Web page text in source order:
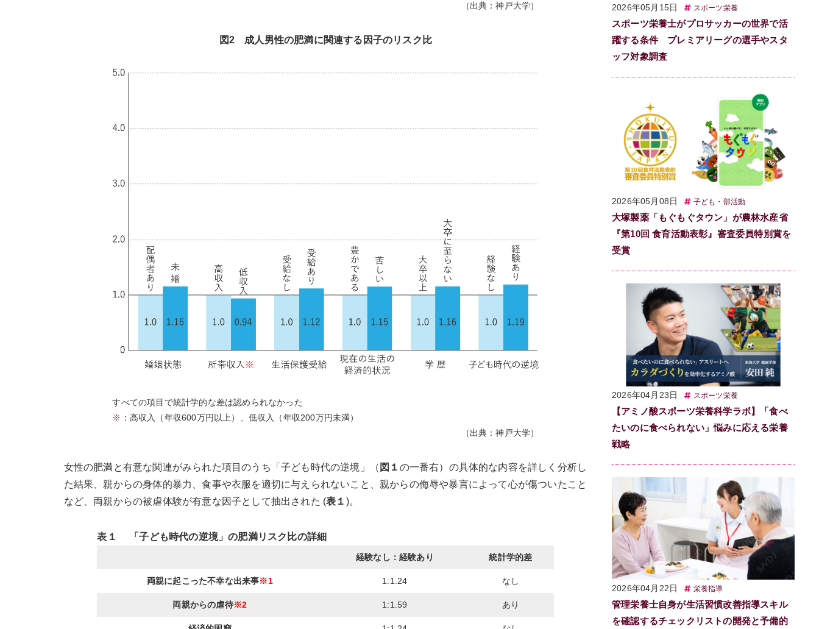
（出典：神戸大学）
図2 成人男性の肥満に関連する因子のリスク比
すべての項目で統計学的な差は認められなかった
※ ：高収入（年収600万円以上）、低収入（年収200万円未満）
（出典：神戸大学）
女性の肥満と有意な関連がみられた項目のうち「子ども時代の逆境」（ 図１ の一番右）の具体的な内容を詳しく分析し
た結果、親からの身体的暴力、食事や衣服を適切に与えられないこと、親からの侮辱や暴言によって心が傷ついたこと
など、両親からの被虐体験が有意な因子として抽出された (表１ )。
表１ 「子ども時代の逆境」の肥満リスク比の詳細
経験なし：経験あり 統計学的差
両親に起こった不幸な出来事※1 1:1.24 なし
両親からの虐待※2 1:1.59 あり
2026年05月15日 スポーツ栄養
スポーツ栄養士がプロサッカーの世界で活
躍する条件 プレミアリーグの選手やスタ
ッフ対象調査
2026年05月08日 子ども・部活動
大塚製薬「もぐもぐタウン」が農林水産省
『第10回 食育活動表彰』審査委員特別賞を
受賞
2026年04月23日 スポーツ栄養
【アミノ酸スポーツ栄養科学ラボ】「食べ
たいのに食べられない」悩みに応える栄養
戦略
2026年04月22日 栄養指導
管理栄養士自身が生活習慣改善指導スキル
を確認するチェックリストの開発と予備的